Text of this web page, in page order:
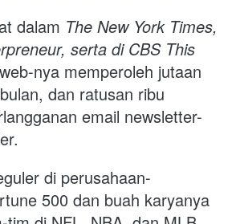
dalam The New York Times,
serta di CBS This
nya memperoleh jutaan
dan ratusan ribu
email newsletter-
di perusahaan-
500 dan buah karyanya